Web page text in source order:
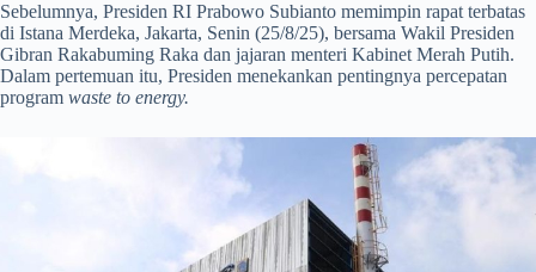
Sebelumnya, Presiden RI Prabowo Subianto memimpin rapat terbatas
di Istana Merdeka, Jakarta, Senin (25/8/25), bersama Wakil Presiden
Gibran Rakabuming Raka dan jajaran menteri Kabinet Merah Putih.
Dalam pertemuan itu, Presiden menekankan pentingnya percepatan
program waste to energy.